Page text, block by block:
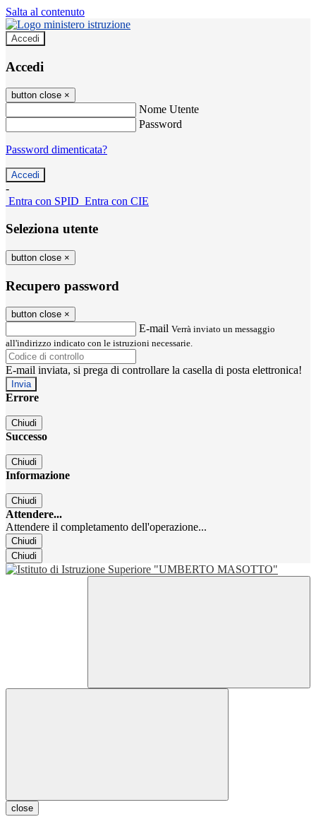
Salta al contenuto
Accedi
Accedi
button close ×
Nome Utente
Password
Password dimenticata?
-
Entra con SPID Entra con CIE
Seleziona utente
button close ×
Recupero password
button close ×
E-mail Verrà inviato un messaggio
all'indirizzo indicato con le istruzioni necessarie.
E-mail inviata, si prega di controllare la casella di posta elettronica!
Errore
Chiudi
Successo
Chiudi
Informazione
Chiudi
Attendere...
Attendere il completamento dell'operazione...
Chiudi
Chiudi
close